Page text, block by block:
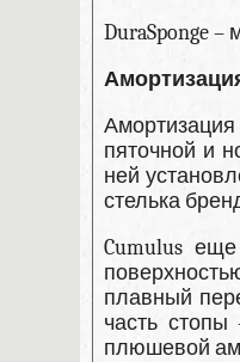
DuraSponge
Амортизация
пяточной и
ней
стелька
Cumulus
плавный
часть стопы
плюшевой